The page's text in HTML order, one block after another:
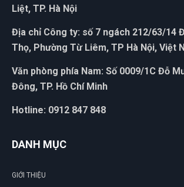
Liệt, TP. Hà Nội
Địa chỉ Công ty: số 7 ngách 212/63/14
Thọ, Phường Từ Liêm, TP Hà Nội, Việt
Văn phòng phía Nam: Số 0009/1C Đỗ
Đông, TP. Hồ Chí Minh
Hotline: 0912 847 848
DANH MỤC
GIỚI THIỆU